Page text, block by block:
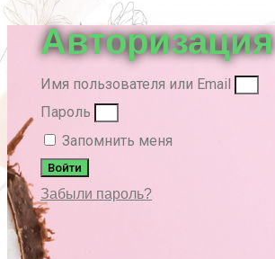
Авторизация
Имя пользователя или Email
Пароль
Запомнить меня
Войти
Забыли пароль?